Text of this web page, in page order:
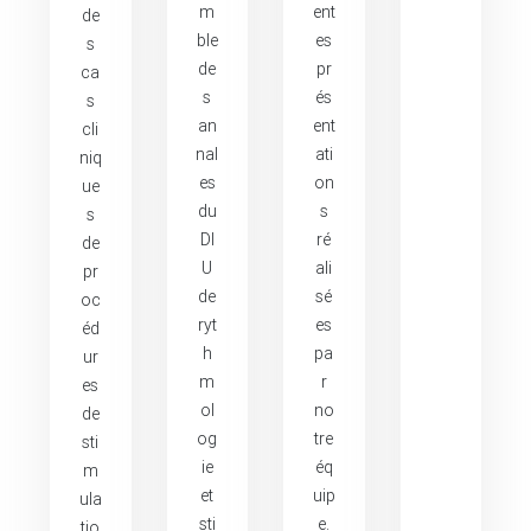
de
s
ca
s
cli
niq
ue
s
de
pr
oc
éd
ur
es
de
sti
m
ula
m
ble
de
s
an
nal
es
du
DI
U
de
ryt
h
m
ol
og
ie
et
sti
ent
es
pr
és
ent
ati
on
s
ré
ali
sé
es
pa
r
no
tre
éq
uip
e.